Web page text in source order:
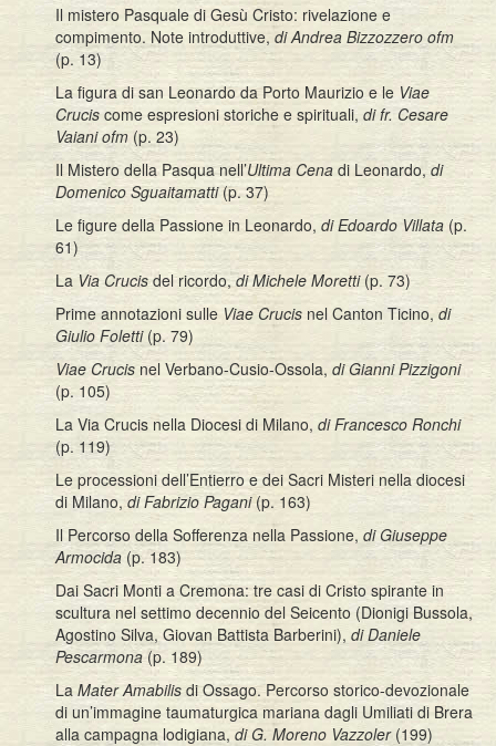
Il mistero Pasquale di Gesù Cristo: rivelazione e
compimento. Note introduttive, di Andrea Bizzozzero ofm
(p. 13)
La figura di san Leonardo da Porto Maurizio e le Viae
Crucis come espresioni storiche e spirituali, di fr. Cesare
Vaiani ofm (p. 23)
Il Mistero della Pasqua nell’Ultima Cena di Leonardo,di
Domenico Sguaitamatti(p. 37)
Le figure della Passione in Leonardo, di Edoardo Villata (p.
61)
La Via Crucisdel ricordo,di Michele Moretti(p. 73)
Prime annotazioni sulle Viae Crucis nel Canton Ticino, di
Giulio Foletti(p. 79)
Viae Crucis nel Verbano-Cusio-Ossola, di Gianni Pizzigoni
(p. 105)
La Via Crucis nella Diocesi di Milano, di Francesco Ronchi
(p. 119)
Le processioni dell’Entierro e dei Sacri Misteri nella diocesi
di Milano, di Fabrizio Pagani(p. 163)
Il Percorso della Sofferenza nella Passione, di Giuseppe
Armocida (p. 183)
Dai Sacri Monti a Cremona: tre casi di Cristo spirante in
scultura nel settimo decennio del Seicento (Dionigi Bussola,
Agostino Silva, Giovan Battista Barberini), di Daniele
Pescarmona (p. 189)
La Mater Amabilis di Ossago. Percorso storico-devozionale
di un’immagine taumaturgica mariana dagli Umiliati di Brera
alla campagna lodigiana, di G. Moreno Vazzoler(199)